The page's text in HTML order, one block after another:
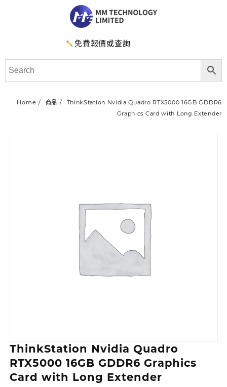
免費報價或查詢
Home 商品
ThinkStation Nvidia Quadro RTX5000 16GB GDDR6
Graphics Card with Long Extender
ThinkStation Nvidia Quadro
RTX5000 16GB GDDR6 Graphics
Card with Long Extender